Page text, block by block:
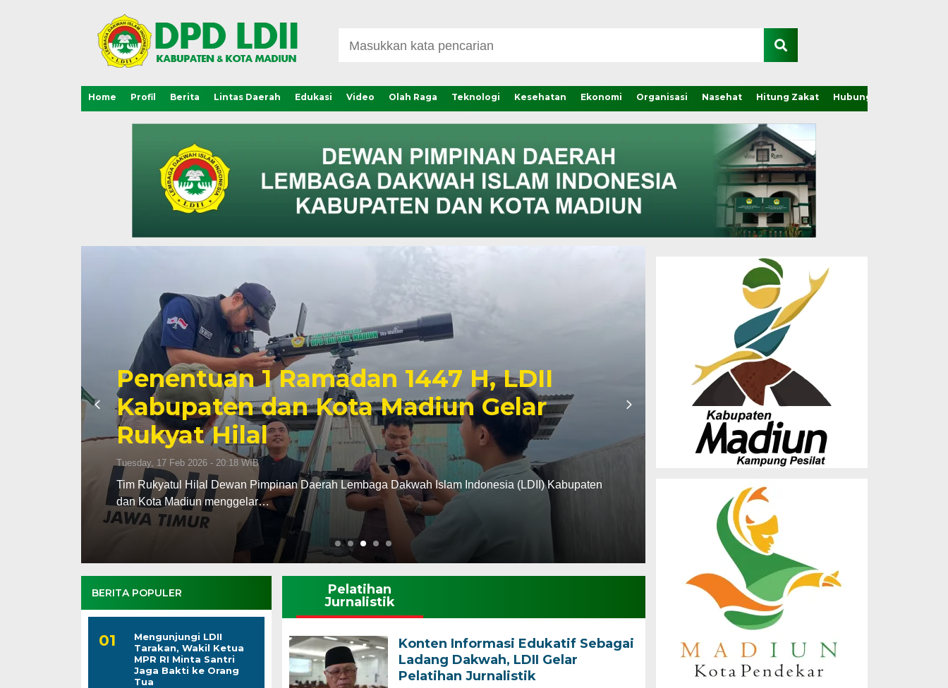
Home Profil Berita Lintas Daerah Edukasi Video Olah Raga Teknologi Kesehatan Ekonomi Organisasi Nasehat Hitung Zakat Hubungi Kami
Penentuan 1 Ramadan 1447 H, LDII
Kabupaten dan Kota Madiun Gelar
Rukyat Hilal
Tuesday, 17 Feb 2026 - 20:18 WIB
Tim Rukyatul Hilal Dewan Pimpinan Daerah Lembaga Dakwah Islam Indonesia (LDII) Kabupaten
dan Kota Madiun menggelar…
Musda X LDII
Dorong Sinergi
Pembangunan SDM
Saturday, 27 Dec 2025 - 23:25 WIB
(MADIUN) – Dewan Pimpinan Daerah (DPD)
Madiun sukses menghelat Musyawarah…
BERITA POPULER
Mengunjungi LDII
Tarakan, Wakil Ketua
MPR RI Minta Santri
Jaga Bakti ke Orang
Tua
Pelatihan
Jurnalistik
Konten Informasi Edukatif Sebagai
Ladang Dakwah, LDII Gelar
Pelatihan Jurnalistik